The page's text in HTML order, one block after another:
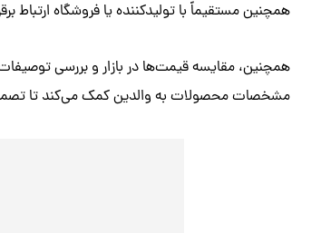
همچنین مستقیماً با تولیدکننده یا فروشگاه ارتباط
همچنین، مقایسه قیمت‌ها در بازار و بررسی
مشخصات محصولات به والدین کمک می‌کند تا تصمیم